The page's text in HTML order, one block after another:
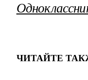
ЧИТАЙТЕ